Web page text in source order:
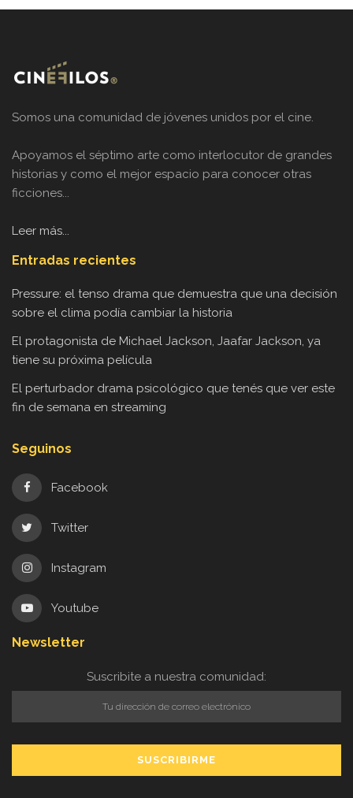
Somos una comunidad de jóvenes unidos por el cine.
Apoyamos el séptimo arte como interlocutor de grandes
historias y como el mejor espacio para conocer otras
ficciones...
Leer más...
Entradas recientes
Pressure: el tenso drama que demuestra que una decisión
sobre el clima podía cambiar la historia
El protagonista de Michael Jackson, Jaafar Jackson, ya
tiene su próxima película
El perturbador drama psicológico que tenés que ver este
fin de semana en streaming
Seguinos
Facebook
Twitter
Instagram
Youtube
Newsletter
Suscribite a nuestra comunidad: